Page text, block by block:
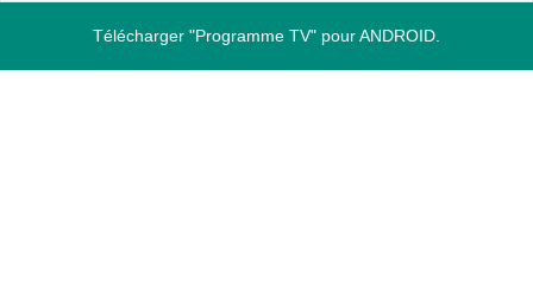
Télécharger "Programme TV" pour ANDROID.